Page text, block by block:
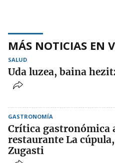
MÁS NOTICIAS EN
SALUD
Uda luzea, baina
GASTRONOMÍA
Crítica gastronómica
restaurante La
Zugasti